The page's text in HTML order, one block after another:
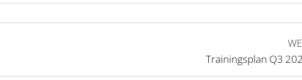
Trainingsplan Q3